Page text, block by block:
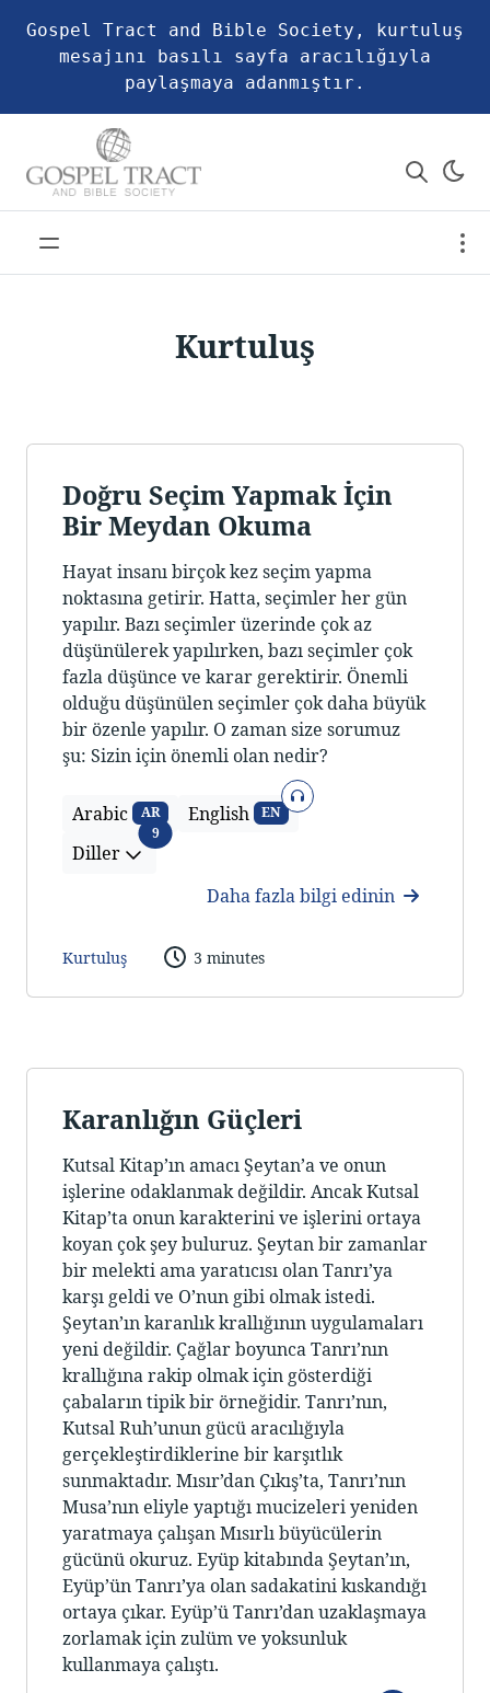
Gospel Tract and Bible Society, kurtuluş
mesajını basılı sayfa aracılığıyla
paylaşmaya adanmıştır.
Kurtuluş
Doğru Seçim Yapmak İçin
Bir Meydan Okuma
Hayat insanı birçok kez seçim yapma
noktasına getirir. Hatta, seçimler her gün
yapılır. Bazı seçimler üzerinde çok az
düşünülerek yapılırken, bazı seçimler çok
fazla düşünce ve karar gerektirir. Önemli
olduğu düşünülen seçimler çok daha büyük
bir özenle yapılır. O zaman size sorumuz
şu: Sizin için önemli olan nedir?
Arabic AR English EN
Ses
Diller
9Diller
Daha fazla bilgi edinin
Kurtuluş 3 minutes
Karanlığın Güçleri
Kutsal Kitap’ın amacı Şeytan’a ve onun
işlerine odaklanmak değildir. Ancak Kutsal
Kitap’ta onun karakterini ve işlerini ortaya
koyan çok şey buluruz. Şeytan bir zamanlar
bir melekti ama yaratıcısı olan Tanrı’ya
karşı geldi ve O’nun gibi olmak istedi.
Şeytan’ın karanlık krallığının uygulamaları
yeni değildir. Çağlar boyunca Tanrı’nın
krallığına rakip olmak için gösterdiği
çabaların tipik bir örneğidir. Tanrı’nın,
Kutsal Ruh’unun gücü aracılığıyla
gerçekleştirdiklerine bir karşıtlık
sunmaktadır. Mısır’dan Çıkış’ta, Tanrı’nın
Musa’nın eliyle yaptığı mucizeleri yeniden
yaratmaya çalışan Mısırlı büyücülerin
gücünü okuruz. Eyüp kitabında Şeytan’ın,
Eyüp’ün Tanrı’ya olan sadakatini kıskandığı
ortaya çıkar. Eyüp’ü Tanrı’dan uzaklaşmaya
zorlamak için zulüm ve yoksunluk
kullanmaya çalıştı.